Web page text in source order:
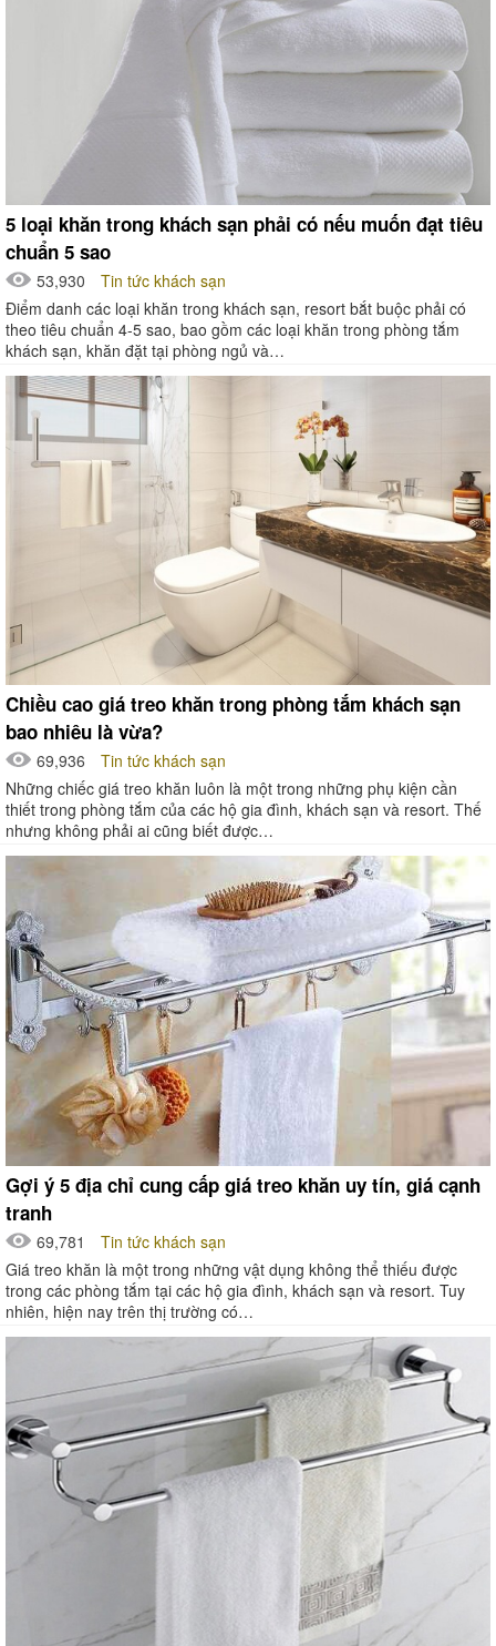
5 loại khăn trong khách sạn phải có nếu muốn đạt tiêu
chuẩn 5 sao
53,930
Tin tức khách sạn
Điểm danh các loại khăn trong khách sạn, resort bắt buộc phải có
theo tiêu chuẩn 4-5 sao, bao gồm các loại khăn trong phòng tắm
khách sạn, khăn đặt tại phòng ngủ và…
Chiều cao giá treo khăn trong phòng tắm khách sạn
bao nhiêu là vừa?
69,936
Tin tức khách sạn
Những chiếc giá treo khăn luôn là một trong những phụ kiện cần
thiết trong phòng tắm của các hộ gia đình, khách sạn và resort. Thế
nhưng không phải ai cũng biết được…
Gợi ý 5 địa chỉ cung cấp giá treo khăn uy tín, giá cạnh
tranh
69,781
Tin tức khách sạn
Giá treo khăn là một trong những vật dụng không thể thiếu được
trong các phòng tắm tại các hộ gia đình, khách sạn và resort. Tuy
nhiên, hiện nay trên thị trường có…